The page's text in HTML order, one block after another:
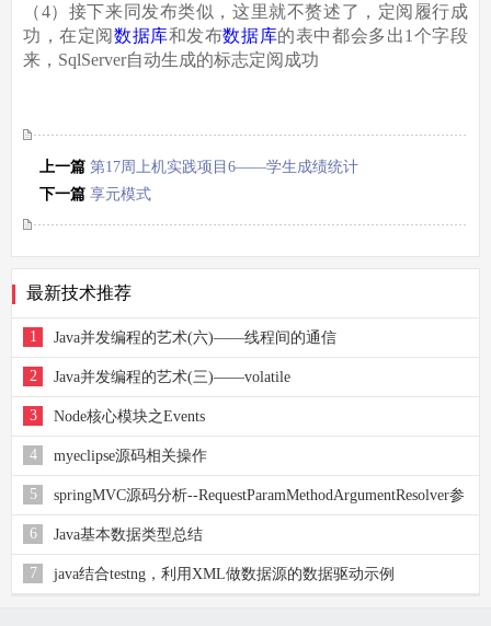
（4）接下来同发布类似，这里就不赘述了，定阅履行成
功，在定阅数据库和发布数据库的表中都会多出1个字段
来，SqlServer自动生成的标志定阅成功
上一篇 第17周上机实践项目6――学生成绩统计
（4）
下一篇 享元模式
最新技术推荐
1 Java并发编程的艺术(六)——线程间的通信
2 Java并发编程的艺术(三)——volatile
3 Node核心模块之Events
4 myeclipse源码相关操作
5 springMVC源码分析--RequestParamMethodArgumentResolver参
数解析器（三）
6 Java基本数据类型总结
7 java结合testng，利用XML做数据源的数据驱动示例